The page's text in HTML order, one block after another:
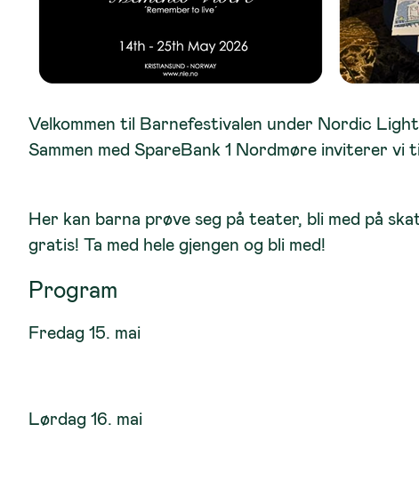
Velkommen til Barnefestivalen under Nordic
Sammen med SpareBank 1 Nordmøre inviterer
Her kan barna prøve seg på teater, bli med på
gratis! Ta med hele gjengen og bli med!
Program
Fredag 15. mai
Lørdag 16. mai